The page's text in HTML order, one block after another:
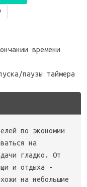
времени
паузы таймера
по экономии
на
гладко. От
и отдыха -
на небольшие